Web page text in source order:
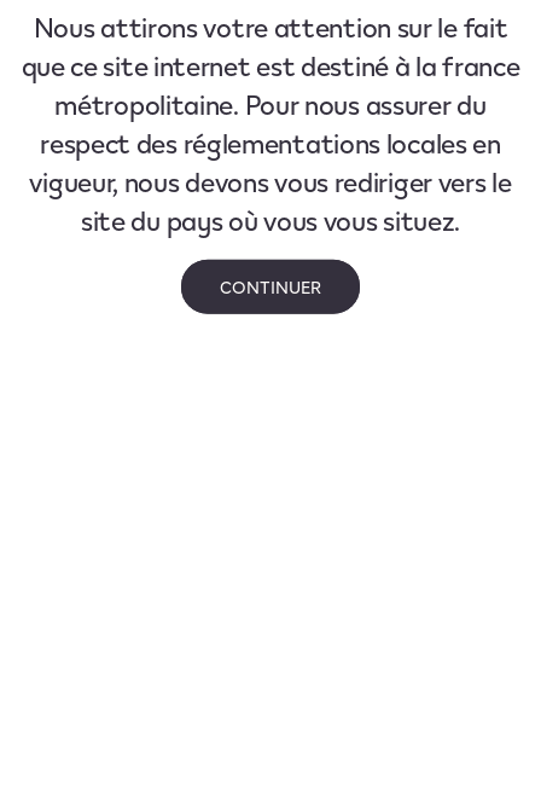
Nous attirons votre attention sur le fait
que ce site internet est destiné à la france
métropolitaine. Pour nous assurer du
respect des réglementations locales en
vigueur, nous devons vous rediriger vers le
site du pays où vous vous situez.
CONTINUER